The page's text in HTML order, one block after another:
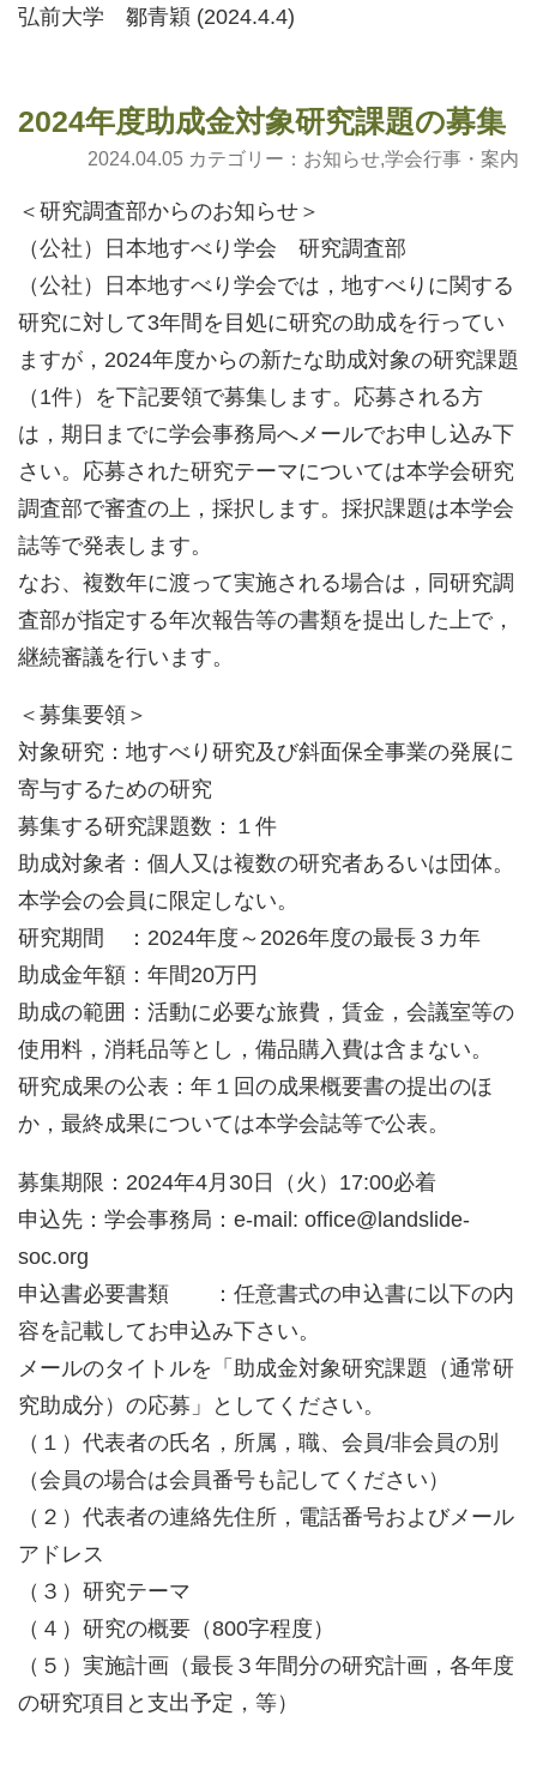
弘前大学 鄒青穎 (2024.4.4)
2024年度助成金対象研究課題の募集
2024.04.05 カテゴリー： お知らせ,学会行事・案内
＜研究調査部からのお知らせ＞
（公社）日本地すべり学会 研究調査部
（公社）日本地すべり学会では，地すべりに関する
研究に対して3年間を目処に研究の助成を行ってい
ますが，2024年度からの新たな助成対象の研究課題
（1件）を下記要領で募集します。応募される方
は，期日までに学会事務局へメールでお申し込み下
さい。応募された研究テーマについては本学会研究
調査部で審査の上，採択します。採択課題は本学会
誌等で発表します。
なお、複数年に渡って実施される場合は，同研究調
査部が指定する年次報告等の書類を提出した上で，
継続審議を行います。
＜募集要領＞
対象研究：地すべり研究及び斜面保全事業の発展に
寄与するための研究
募集する研究課題数：１件
助成対象者：個人又は複数の研究者あるいは団体。
本学会の会員に限定しない。
研究期間 ：2024年度～2026年度の最長３カ年
助成金年額：年間20万円
助成の範囲：活動に必要な旅費，賃金，会議室等の
使用料，消耗品等とし，備品購入費は含まない。
研究成果の公表：年１回の成果概要書の提出のほ
か，最終成果については本学会誌等で公表。
募集期限：2024年4月30日（火）17:00必着
申込先：学会事務局：e-mail: office@landslide-
soc.org
申込書必要書類 ：任意書式の申込書に以下の内
容を記載してお申込み下さい。
メールのタイトルを「助成金対象研究課題（通常研
究助成分）の応募」としてください。
（１）代表者の氏名，所属，職、会員/非会員の別
（会員の場合は会員番号も記してください）
（２）代表者の連絡先住所，電話番号およびメール
アドレス
（３）研究テーマ
（４）研究の概要（800字程度）
（５）実施計画（最長３年間分の研究計画，各年度
の研究項目と支出予定，等）